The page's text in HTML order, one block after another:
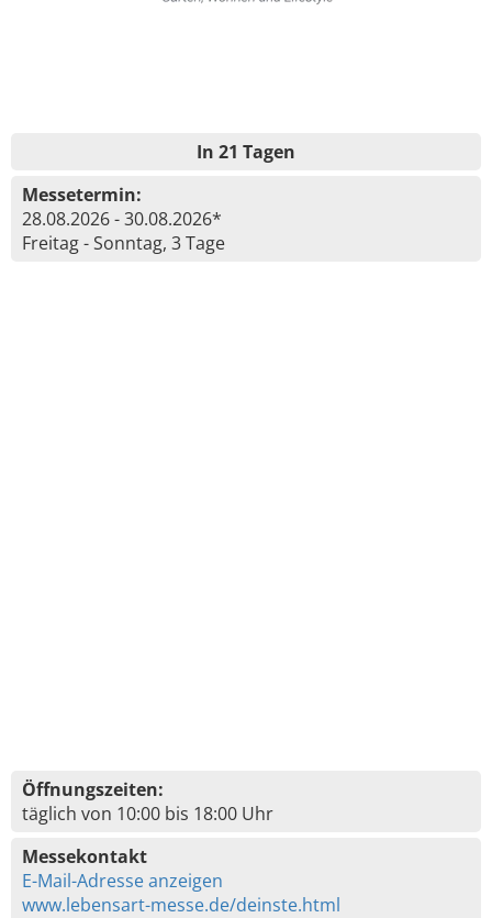
In 21 Tagen
Messetermin:
28.08.2026 - 30.08.2026*
Freitag - Sonntag, 3 Tage
Öffnungszeiten:
täglich von 10:00 bis 18:00 Uhr
Messekontakt
E-Mail-Adresse anzeigen
www.lebensart-messe.de/deinste.html